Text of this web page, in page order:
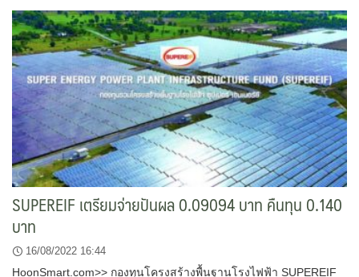
SUPEREIF เตรียมจ่ายปันผล 0.09094 บาท คืนทุน 0.140
บาท
16/08/2022 16:44
HoonSmart.com>> กองทุนโครงสร้างพื้นฐานโรงไฟฟ้า SUPEREIF